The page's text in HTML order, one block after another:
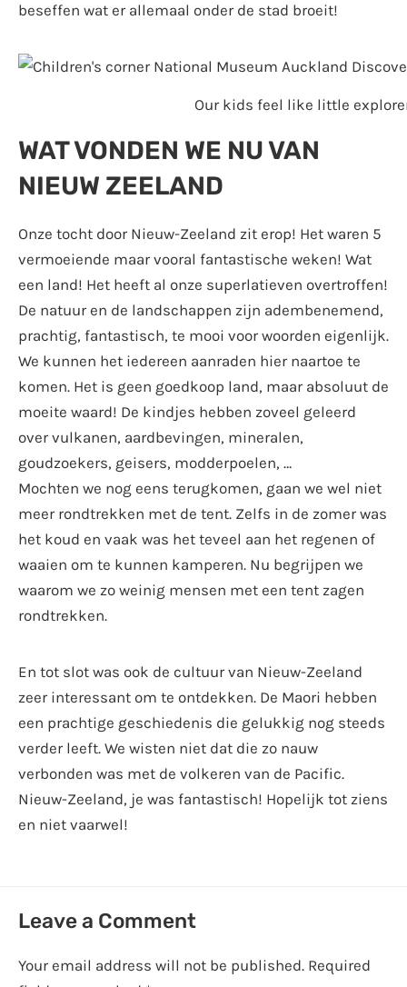
beseffen wat er allemaal onder de stad broeit!
Our kids feel like little
WAT VONDEN WE NU VAN
NIEUW ZEELAND
Onze tocht door Nieuw-Zeeland zit erop! Het waren 5
vermoeiende maar vooral fantastische weken! Wat
een land! Het heeft al onze superlatieven overtroffen!
De natuur en de landschappen zijn adembenemend,
prachtig, fantastisch, te mooi voor woorden eigenlijk.
We kunnen het iedereen aanraden hier naartoe te
komen. Het is geen goedkoop land, maar absoluut de
moeite waard! De kindjes hebben zoveel geleerd
over vulkanen, aardbevingen, mineralen,
goudzoekers, geisers, modderpoelen, …
Mochten we nog eens terugkomen, gaan we wel niet
meer rondtrekken met de tent. Zelfs in de zomer was
het koud en vaak was het teveel aan het regenen of
waaien om te kunnen kamperen. Nu begrijpen we
waarom we zo weinig mensen met een tent zagen
rondtrekken.
En tot slot was ook de cultuur van Nieuw-Zeeland
zeer interessant om te ontdekken. De Maori hebben
een prachtige geschiedenis die gelukkig nog steeds
verder leeft. We wisten niet dat die zo nauw
verbonden was met de volkeren van de Pacific.
Nieuw-Zeeland, je was fantastisch! Hopelijk tot ziens
en niet vaarwel!
Leave a Comment
Your email address will not be published. Required